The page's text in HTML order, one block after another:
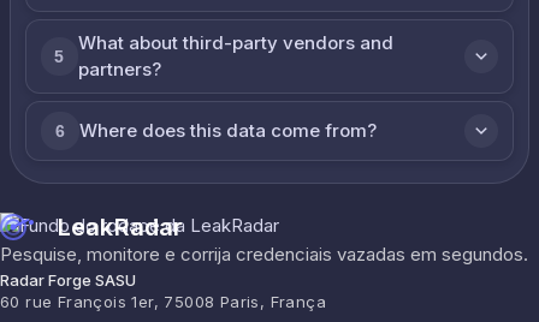
5
What about third-party vendors and
partners?
6 Where does this data come from?
LeakRadar
Pesquise, monitore e corrija credenciais vazadas em segundos.
Radar Forge SASU
60 rue François 1er, 75008 Paris, França